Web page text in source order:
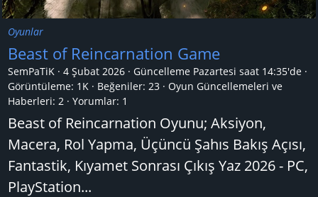
Oyunlar
Beast of Reincarnation Game
SemPaTiK 4 Şubat 2026 Güncelleme Pazartesi saat 14:35'de
Görüntüleme: 1K
Beğeniler: 23
Oyun Güncellemeleri ve
Haberleri: 2 Yorumlar: 1
Beast of Reincarnation Oyunu; Aksiyon,
Macera, Rol Yapma, Üçüncü Şahıs Bakış Açısı,
Fantastik, Kıyamet Sonrası Çıkış Yaz 2026 - PC,
PlayStation...